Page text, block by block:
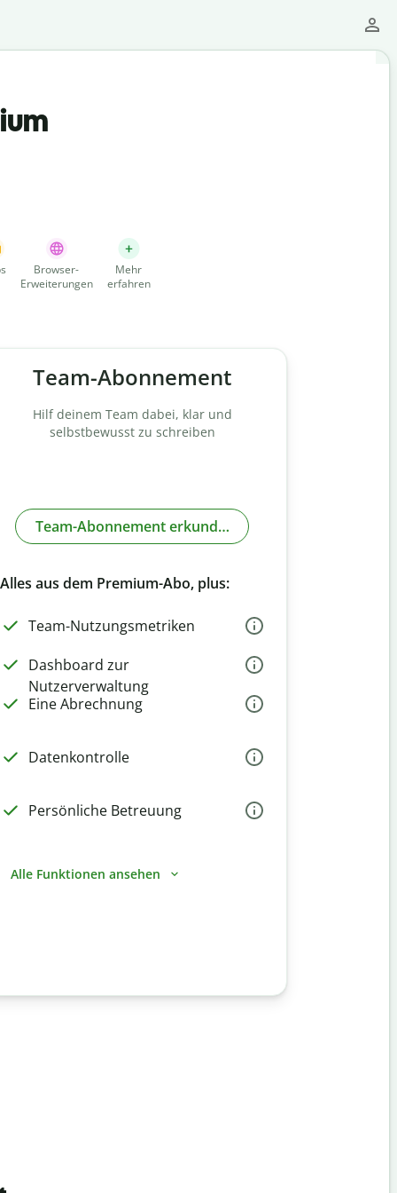
Browser-
Erweiterungen
Mehr
erfahren
Team-Abonnement
Hilf deinem Team dabei, klar und
selbstbewusst zu schreiben
Team-Abonnement erkunden
Alles aus dem Premium-Abo, plus:
Team-Nutzungsmetriken
Dashboard zur
Nutzerverwaltung
Eine Abrechnung
Datenkontrolle
Persönliche Betreuung
Alle Funktionen ansehen